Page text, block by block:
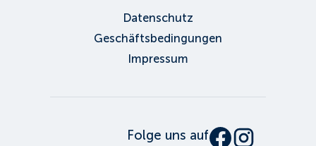
Datenschutz
Geschäftsbedingungen
Impressum
Folge uns auf